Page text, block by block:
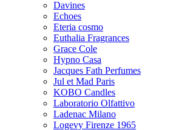
Davines
Echoes
Eteria cosmo
Euthalia Fragrances
Grace Cole
Hypno Casa
Jacques Fath Perfumes
Jul et Mad Paris
KOBO Candles
Laboratorio Olfattivo
Ladenac Milano
Logevy Firenze 1965